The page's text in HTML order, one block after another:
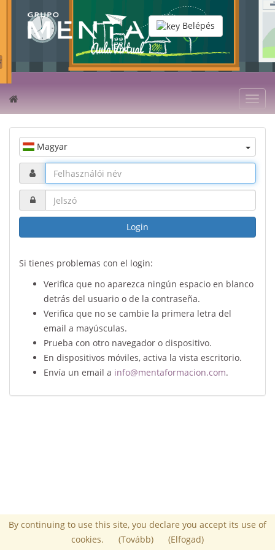
By continuing to use this site, you declare you accept its use of
cookies.
(Tovább) (Elfogad)
Belépés
Magyar
Login
Si tienes problemas con el login:
Verifica que no aparezca ningún espacio en blanco
detrás del usuario o de la contraseña.
Verifica que no se cambie la primera letra del
email a mayúsculas.
Prueba con otro navegador o dispositivo.
En dispositivos móviles, activa la vista escritorio.
Envía un email a info@mentaformacion.com.
Powered by Chamilo© 2026